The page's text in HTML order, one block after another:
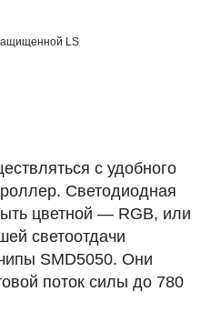
LS
с удобного
Светодиодная
цветной — RGB, или
светоотдачи
SMD5050. Они
поток силы до 780